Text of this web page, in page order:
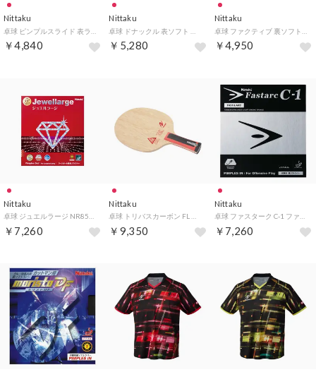
Nittaku
￥4,840
Nittaku
￥5,280
Nittaku
￥4,950
Nittaku
￥7,260
Nittaku
￥9,350
Nittaku
￥7,260